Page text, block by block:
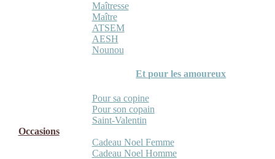
Maîtresse
Maître
ATSEM
AESH
Nounou
Et pour les amoureux
Pour sa copine
Pour son copain
Saint-Valentin
Occasions
Cadeau Noel Femme
Cadeau Noel Homme